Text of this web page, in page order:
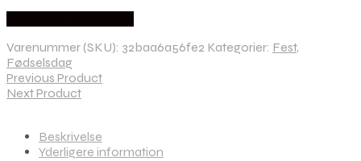
Varenummer (SKU): 32baa6a56fe2 Kategorier: Fest,
Fødselsdag
Previous Product
Next Product
Beskrivelse
Yderligere information